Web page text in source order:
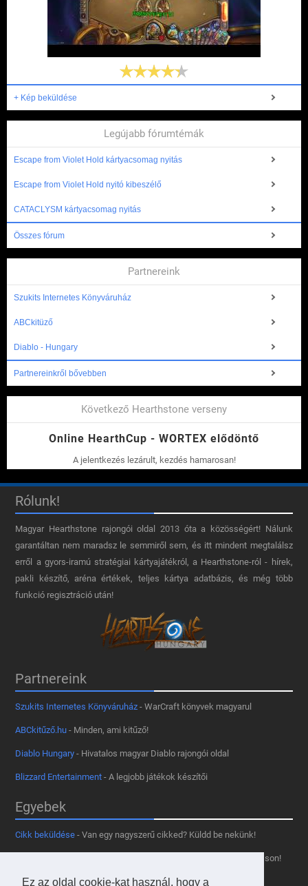
Ez az oldal cookie-kat használ, hogy a
+ Kép beküldése
Legújabb fórumtémák
Escape from Violet Hold kártyacsomag nyitás
Escape from Violet Hold nyitó kibeszélő
CATACLYSM kártyacsomag nyitás
Összes fórum
Partnereink
Szukits Internetes Könyváruház
ABCkitüző
Diablo - Hungary
Partnereinkről bővebben
Következő Hearthstone verseny
Online HearthCup - WORTEX elődöntő
A jelentkezés lezárult, kezdés hamarosan!
Rólunk!
Magyar Hearthstone​ rajongói oldal 2013 óta a közösségért! Nálunk
garantáltan nem maradsz le semmiről sem, és itt mindent megtalálsz
erről a gyors-iramú stratégiai kártyajátékról, a Hearthstone-ról - hírek,
pakli készítő, aréna értékek, teljes kártya adatbázis, és még több
funkció regisztráció után!
Partnereink
Szukits Internetes Könyváruház - WarCraft könyvek magyarul
ABCkitűző.hu - Minden, ami kitűző!
Diablo Hungary - Hivatalos magyar Diablo rajongói oldal
Blizzard Entertainment - A legjobb játékok készítői
Egyebek
Cikk beküldése - Van egy nagyszerű cikked? Küldd be nekünk!
- Tetszik az oldal? Segíts, hogy fennmaradhasson!
Kapcsolat, médiaajánlat- Lépj velünk kapcsolatba!